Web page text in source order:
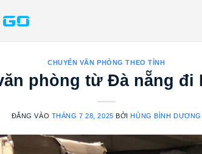
CHUYỂN VĂN PHÒNG THEO TỈNH
phòng từ Đà nẵng đi
ĐĂNG VÀO THÁNG 7 28, 2025 BỞIHÙNG BÌNH DƯƠNG